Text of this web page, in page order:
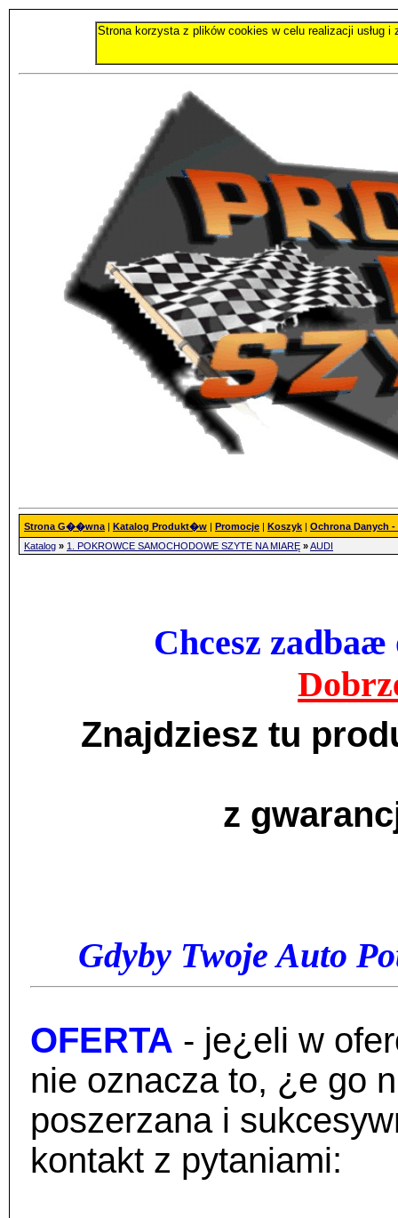
Strona korzysta z plików cookies w celu realizacji usług
Strona G��wna | Katalog Produkt�w | Promocje | Koszyk | Ochrona Danych -
Katalog » 1. POKROWCE SAMOCHODOWE SZYTE NA MIARĘ »AUDI
Chcesz
Znajdziesz tu
z
Gdyby Twoje Auto
OFERTA - je¿eli w
nie oznacza to, ¿e go
poszerzana i
kontakt z pytaniami: